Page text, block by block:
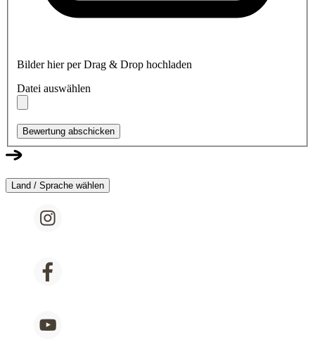
Bilder hier per Drag & Drop hochladen
Datei auswählen
Bewertung abschicken
Land / Sprache wählen